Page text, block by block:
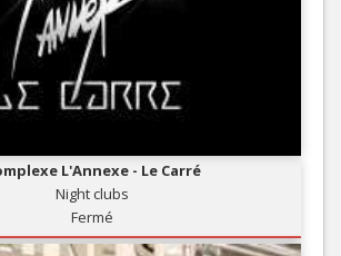
L'Annexe - Le Carré
Night clubs
Fermé